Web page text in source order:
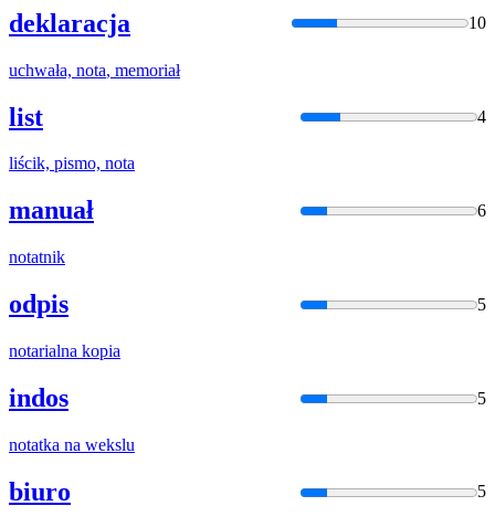
deklaracja 10
uchwała, nota, memoriał
list 4
liścik, pismo, nota
manuał 6
notatnik
odpis 5
notarialna kopia
indos 5
notatka na wekslu
biuro 5